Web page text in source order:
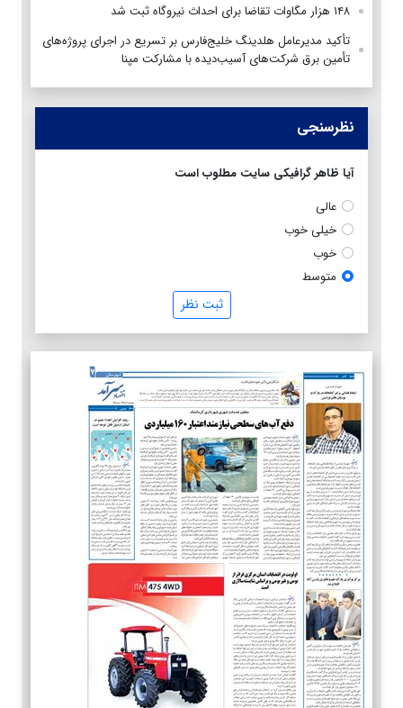
۱۴۸ هزار مگاوات تقاضا برای احداث نیروگاه ثبت شد
تأکید مدیرعامل هلدینگ خلیج‌فارس بر تسریع در اجرای پروژه‌های
تأمین برق شرکت‌های آسیب‌دیده با مشارکت مپنا
نظرسنجی
آیا ظاهر گرافیکی سایت مطلوب است
عالی
خیلی خوب
خوب
متوسط
ثبت نظر